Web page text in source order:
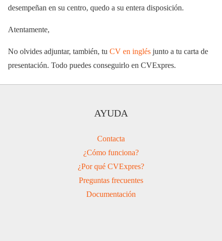
desempeñan en su centro, quedo a su entera disposición.
Atentamente,
No olvides adjuntar, también, tu CV en inglés junto a tu carta de
presentación. Todo puedes conseguirlo en CVExpres.
AYUDA
Contacta
¿Cómo funciona?
¿Por qué CVExpres?
Preguntas frecuentes
Documentación